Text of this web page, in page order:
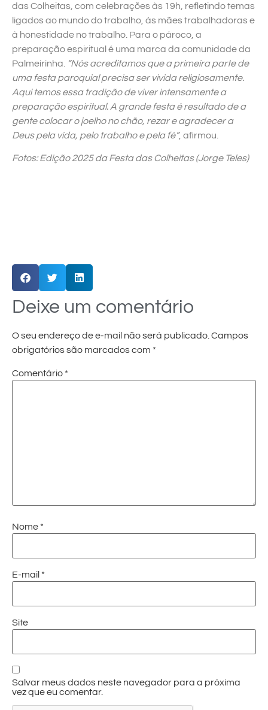
das Colheitas, com celebrações às 19h, refletindo temas
ligados ao mundo do trabalho, às mães trabalhadoras e
à honestidade no trabalho. Para o pároco, a
preparação espiritual é uma marca da comunidade da
Palmeirinha.
“Nós acreditamos que a primeira parte de
uma festa paroquial precisa ser vivida religiosamente.
Aqui temos essa tradição de viver intensamente a
preparação espiritual. A grande festa é resultado de a
gente colocar o joelho no chão, rezar e agradecer a
Deus pela vida, pelo trabalho e pela fé”, afirmou.
Fotos: Edição 2025 da Festa das Colheitas (Jorge Teles)
Deixe um comentário
O seu endereço de e-mail não será publicado. Campos
obrigatórios são marcados com *
Comentário *
Nome *
E-mail *
Site
Salvar meus dados neste navegador para a próxima
vez que eu comentar.